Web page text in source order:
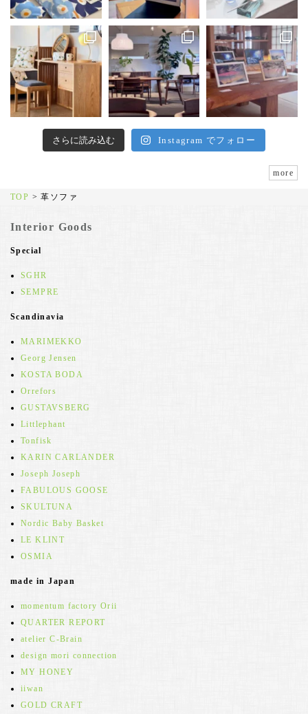
さらに読み込む Instagram でフォロー
more
TOP >革ソファ
Interior Goods
Special
SGHR
SEMPRE
Scandinavia
MARIMEKKO
Georg Jensen
KOSTA BODA
Orrefors
GUSTAVSBERG
Littlephant
Tonfisk
KARIN CARLANDER
Joseph Joseph
FABULOUS GOOSE
SKULTUNA
Nordic Baby Basket
LE KLINT
OSMIA
made in Japan
momentum factory Orii
QUARTER REPORT
atelier C-Brain
design mori connection
MY HONEY
iiwan
GOLD CRAFT